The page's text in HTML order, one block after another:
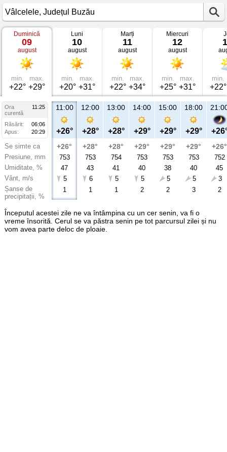
Vremea
Vâlcelele
Județul
Buzău
Duminică
09
august
min.
+22°
max.
+29°
Luni
10
august
min.
+20°
max.
+31°
Marți
11
august
min.
+22°
max.
+34°
Miercuri
12
august
min.
+25°
max.
+31°
min.
+22°
Ora
11:25
curentă
Răsărit:
06:06
Apus:
20:29
Se simte ca
Presiune, mm
Umiditate, %
Vânt, m/s
Șanse de
precipitații, %
11:00
+26°
+26°
753
47
5
1
12:00
+28°
+28°
753
43
6
1
13:00
+28°
+28°
754
41
5
1
14:00
+29°
+29°
753
40
5
2
15:00
+29°
+29°
753
38
5
2
18:00
+29°
+29°
753
40
5
3
+26°
752
45
3
2
Începutul acestei zile ne va întâmpina cu un cer senin, va fi o
vreme însorită. Cerul se va păstra senin pe tot parcursul zilei și nu
vom avea parte deloc de ploaie.